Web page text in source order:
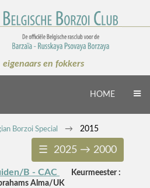
en fokkers
HOME
Borzoi Special 2015
☰ 2025 → 2000
B - CAC
Keurmeester :
Alma/UK